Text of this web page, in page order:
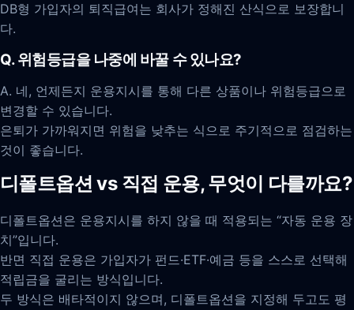
DB형 가입자의 퇴직급여는 회사가 정해진 산식으로 보장합니
다.
Q. 위험등급을 나중에 바꿀 수 있나요?
A. 네, 언제든지 운용지시를 통해 다른 상품이나 위험등급으로
변경할 수 있습니다.
은퇴가 가까워지면 위험을 낮추는 식으로 주기적으로 점검하는
것이 좋습니다.
디폴트옵션 vs 직접 운용, 무엇이 다를까요?
디폴트옵션은 운용지시를 하지 않을 때 적용되는 “자동 운용 장
치”입니다.
반면 직접 운용은 가입자가 펀드·ETF·예금 등을 스스로 선택해
적립금을 굴리는 방식입니다.
두 방식은 배타적이지 않으며, 디폴트옵션을 지정해 두고도 평